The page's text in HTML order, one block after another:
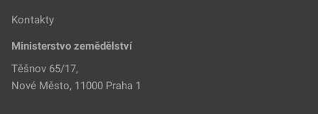
Kontakty
Ministerstvo zemědělství
Těšnov 65/17,
Nové Město, 11000 Praha 1